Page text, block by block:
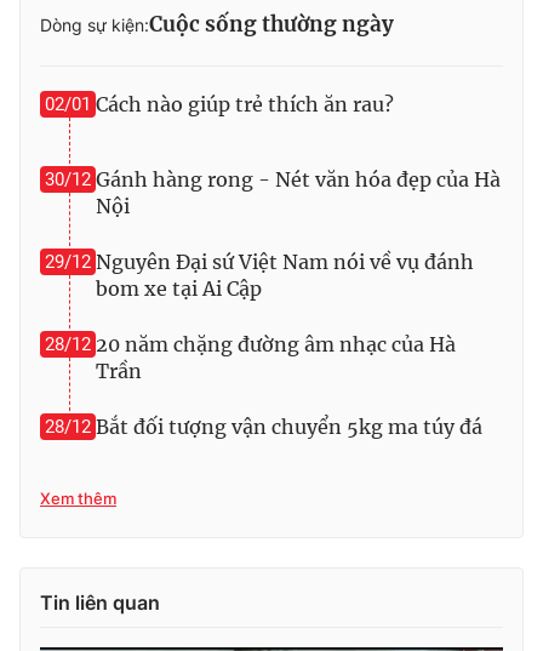
Chuyên mục khác
Photo
Video
VTV Money
VTV Sức khoẻ Bất động sản
Thị trường 24h Tấm lòng Việt
VTV4
Dòng sự kiện:Cuộc sống thường ngày
02/01 Cách nào giúp trẻ thích ăn rau?
30/12 Gánh hàng rong - Nét văn hóa đẹp của Hà
Nội
29/12 Nguyên Đại sứ Việt Nam nói về vụ đánh
bom xe tại Ai Cập
28/12 20 năm chặng đường âm nhạc của Hà
Trần
28/12 Bắt đối tượng vận chuyển 5kg ma túy đá
Xem thêm
Tin liên quan